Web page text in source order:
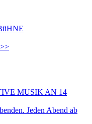
MUSIK AN 14
Jeden Abend ab